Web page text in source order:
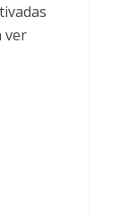
ver